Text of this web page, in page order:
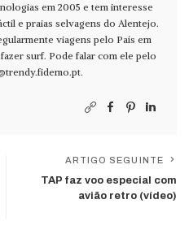
em 2005 e tem interesse
e praias selvagens do Alentejo.
viagens pelo País em
surf. Pode falar com ele pelo
.
ARTIGO SEGUINTE
TAP faz voo especial com
avião retro (vídeo)